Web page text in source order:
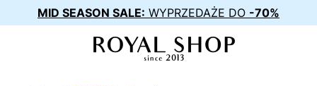
MID SEASON SALE: WYPRZEDAŻE DO -70%